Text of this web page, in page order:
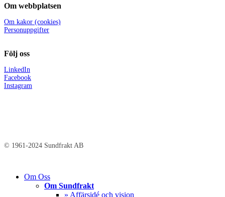
Om webbplatsen
Om kakor (cookies)
Personuppgifter
Följ oss
LinkedIn
Facebook
Instagram
© 1961-2024 Sundfrakt AB
Close
Om Oss
Om Sundfrakt
» Affärsidé och vision